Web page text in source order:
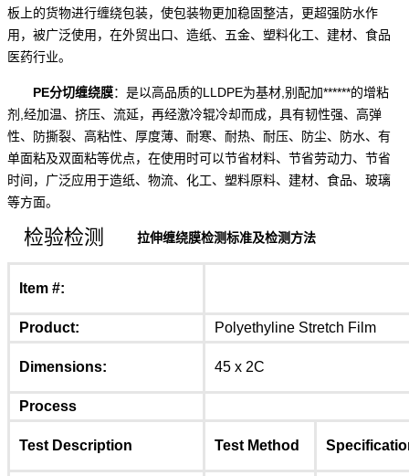
板上的货物进行缠绕包装，使包装物更加稳固整洁，更超强防水作
用，被广泛使用，在外贸出口、造纸、五金、塑料化工、建材、食品
医药行业。
PE分切缠绕膜：是以高品质的LLDPE为基材,别配加******的增粘
剂,经加温、挤压、流延，再经激冷辊冷却而成，具有韧性强、高弹
性、防撕裂、高粘性、厚度薄、耐寒、耐热、耐压、防尘、防水、有
单面粘及双面粘等优点，在使用时可以节省材料、节省劳动力、节省
时间，广泛应用于造纸、物流、化工、塑料原料、建材、食品、玻璃
等方面。
检验检测 拉伸缠绕膜检测标准及检测方法
Item #:
Product: Polyethyline Stretch Film
Dimensions: 45 x 2C
Process
Test Description Test Method